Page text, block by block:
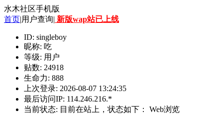
水木社区手机版
首页|用户查询| 新版wap站已上线
ID: singleboy
昵称: 吃
等级: 用户
贴数: 24918
生命力: 888
上次登录: 2026-08-07 13:24:35
最后访问IP: 114.246.216.*
当前状态: 目前在站上，状态如下： Web浏览